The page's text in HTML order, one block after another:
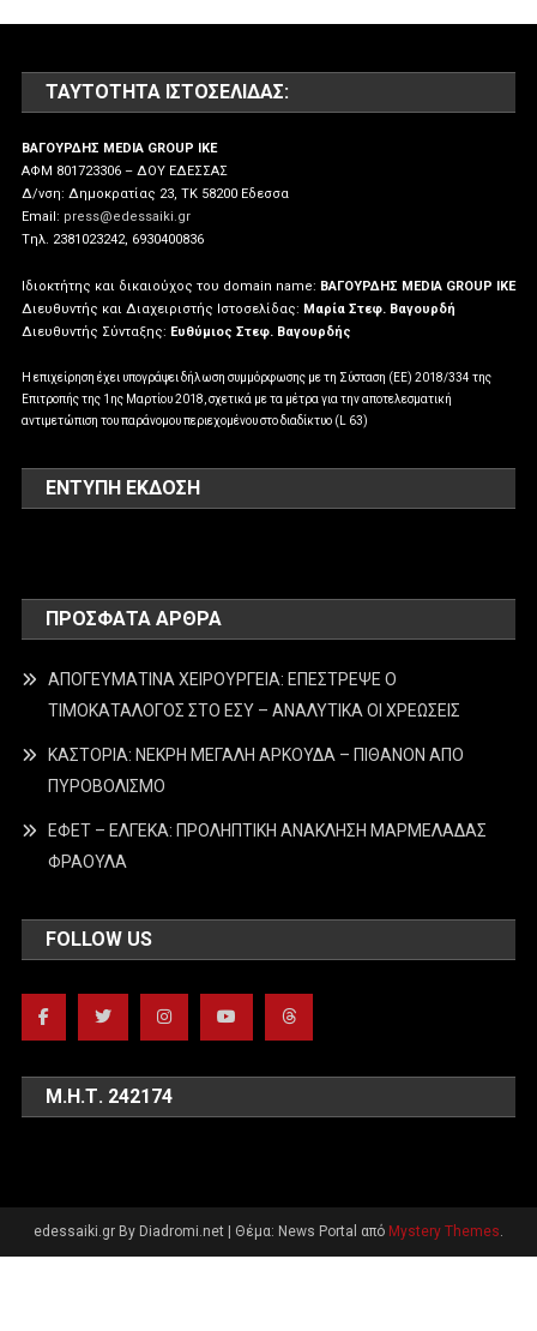
ΤΑΥΤΌΤΗΤΑ ΙΣΤΟΣΕΛΊΔΑΣ:
ΒΑΓΟΥΡΔΗΣ MEDIA GROUP IKE
ΑΦΜ 801723306 – ΔΟΥ ΕΔΕΣΣΑΣ
Δ/νση: Δημοκρατίας 23, ΤΚ 58200 Εδεσσα
Email: press@edessaiki.gr
Tηλ. 2381023242, 6930400836
Ιδιοκτήτης και δικαιούχος του domain name: ΒΑΓΟΥΡΔΗΣ MEDIA GROUP IKE
Διευθυντής και Διαχειριστής Ιστοσελίδας: Μαρία Στεφ. Βαγουρδή
Διευθυντής Σύνταξης: Ευθύμιος Στεφ. Βαγουρδής
Η επιχείρηση έχει υπογράψει δήλωση συμμόρφωσης με τη Σύσταση (ΕΕ) 2018/334 της
Επιτροπής της 1ης Μαρτίου 2018, σχετικά με τα μέτρα για την αποτελεσματική
αντιμετώπιση του παράνομου περιεχομένου στο διαδίκτυο (L 63)
ΕΝΤΥΠΗ ΕΚΔΟΣΗ
ΠΡΌΣΦΑΤΑ ΆΡΘΡΑ
ΑΠΟΓΕΥΜΑΤΙΝΑ ΧΕΙΡΟΥΡΓΕΙΑ: ΕΠΕΣΤΡΕΨΕ Ο
ΤΙΜΟΚΑΤΑΛΟΓΟΣ ΣΤΟ ΕΣΥ – ΑΝΑΛΥΤΙΚΑ ΟΙ ΧΡΕΩΣΕΙΣ
ΚΑΣΤΟΡΙΑ: ΝΕΚΡΗ ΜΕΓΑΛΗ ΑΡΚΟΥΔΑ – ΠΙΘΑΝΟΝ ΑΠΟ
ΠΥΡΟΒΟΛΙΣΜΟ
ΕΦΕΤ – ΕΛΓΕΚΑ: ΠΡΟΛΗΠΤΙΚΗ ΑΝΑΚΛΗΣΗ ΜΑΡΜΕΛΑΔΑΣ
ΦΡΑΟΥΛΑ
FOLLOW US
Μ.Η.Τ. 242174
edessaiki.gr By Diadromi.net Θέμα: News Portal από Mystery Themes.